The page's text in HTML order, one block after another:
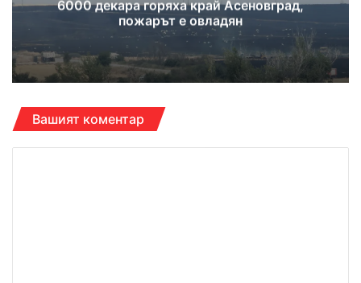
6000 декара горяха край Асеновград,
пожарът е овладян
Вашият коментар